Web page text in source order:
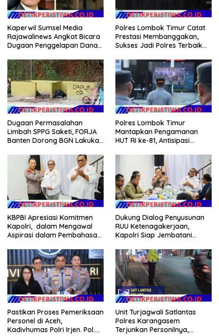
Kaperwil Sumsel Media
Rajawalinews Angkat Bicara
Dugaan Penggelapan Dana
Argomulyo Belitang Jaya
Hilang 3 Bulan Bawa
Anggaran Pembangunan
Polres Lombok Timur Catat
Prestasi Membanggakan,
Sukses Jadi Polres Terbaik
NTB
Dugaan Permasalahan
Limbah SPPG Saketi, FORJA
Banten Dorong BGN Lakukan
Polres Lombok Timur
Mantapkan Pengamanan
HUT RI ke-81, Antisipasi
Agenda Kapolri
KBPBI Apresiasi Komitmen
Kapolri, dalam Mengawal
Aspirasi dalam Pembahasan
Dukung Dialog Penyusunan
RUU Ketenagakerjaan,
Kapolri Siap Jembatani
Pastikan Proses Pemeriksaan
Personel di Aceh,
Kadivhumas Polri Irjen. Pol.
Unit Turjagwali Satlantas
Polres Karangasem
Terjunkan Personilnya,